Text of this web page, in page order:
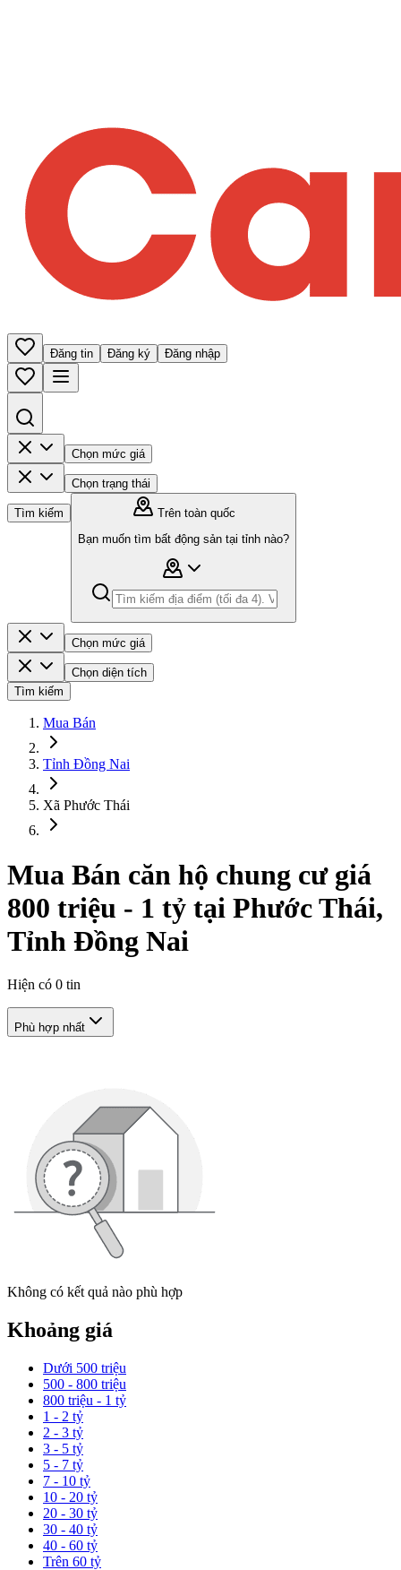
Đăng tin Đăng ký Đăng nhập
Chọn mức giá
Chọn trạng thái
Tìm kiếm
Trên toàn quốc
Bạn muốn tìm bất động sản tại tỉnh nào?
Chọn mức giá
Chọn diện tích
Tìm kiếm
Mua Bán
Tỉnh Đồng Nai
Xã Phước Thái
Mua Bán căn hộ chung cư giá
800 triệu - 1 tỷ tại Phước Thái,
Tỉnh Đồng Nai
Hiện có 0 tin
Phù hợp nhất
Không có kết quả nào phù hợp
Khoảng giá
Dưới 500 triệu
500 - 800 triệu
800 triệu - 1 tỷ
1 - 2 tỷ
2 - 3 tỷ
3 - 5 tỷ
5 - 7 tỷ
7 - 10 tỷ
10 - 20 tỷ
20 - 30 tỷ
30 - 40 tỷ
40 - 60 tỷ
Trên 60 tỷ